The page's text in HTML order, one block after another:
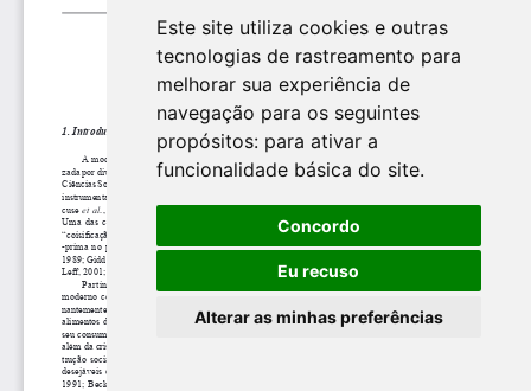
Este site utiliza cookies e outras
tecnologias de rastreamento para
melhorar sua experiência de
navegação para os seguintes
propósitos: para ativar a
funcionalidade básica do site.
Concordo
Eu recuso
Alterar as minhas preferências